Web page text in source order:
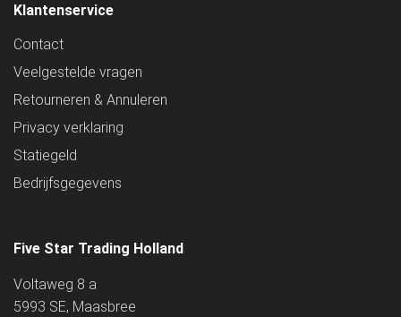
Klantenservice
Contact
Veelgestelde vragen
Retourneren & Annuleren
Privacy verklaring
Statiegeld
Bedrijfsgegevens
Five Star Trading Holland
Voltaweg 8 a
5993 SE, Maasbree